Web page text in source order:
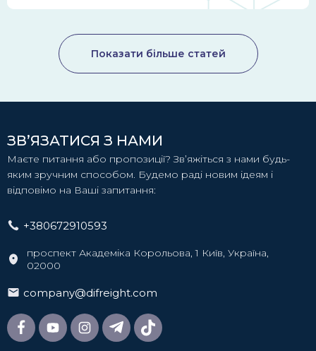
Показати більше статей
ЗВ’ЯЗАТИСЯ З НАМИ
Маєте питання або пропозиції? Зв’яжіться з нами будь-
яким зручним способом. Будемо раді новим ідеям і
відповімо на Ваші запитання:
+380672910593
проспект Академіка Корольова, 1 Київ, Україна,
02000
company@difreight.com